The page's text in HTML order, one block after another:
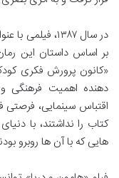
در سال ۱۳۸۷،
بر اساس داستان این
«کانون پرورش فکری
دهنده اهمیت فرهنگی
اقتباس سینمایی، فرصتی
کتاب را نداشتند، با
هایی که با آن ها روبرو